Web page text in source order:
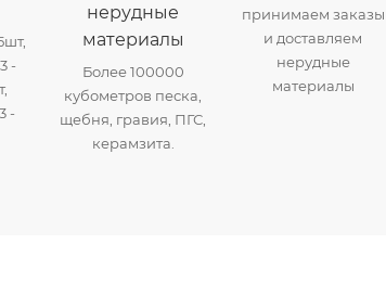
-
-
нерудные
материалы
Более 100000
кубометров песка,
щебня, гравия, ПГС,
керамзита.
принимаем заказы
и доставляем
нерудные
материалы